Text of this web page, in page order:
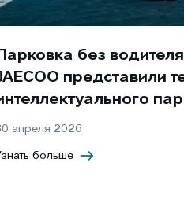
без
представили
апреля 2026
больше